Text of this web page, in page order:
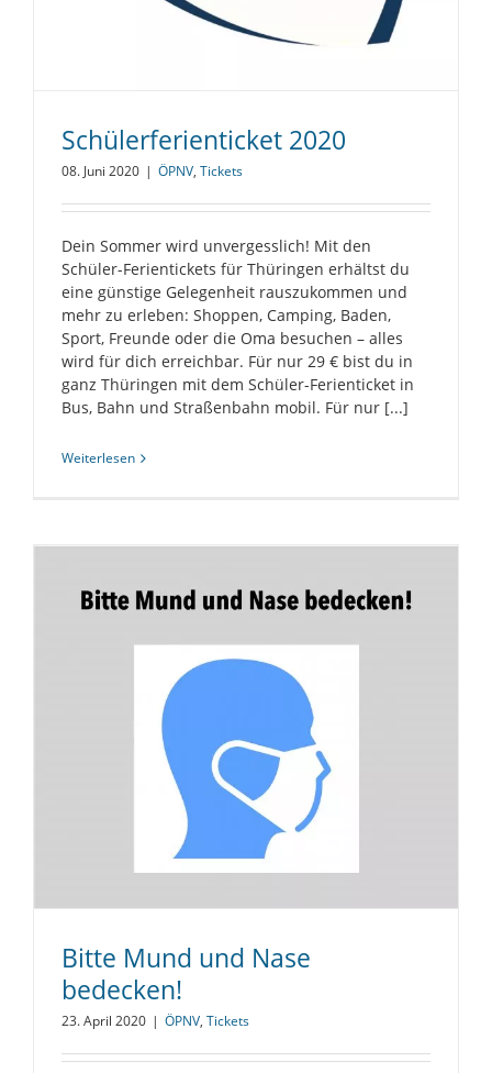
Schülerferienticket 2020
08. Juni 2020 | ÖPNV, Tickets
Dein Sommer wird unvergesslich! Mit den
Schüler-Ferientickets für Thüringen erhältst du
eine günstige Gelegenheit rauszukommen und
mehr zu erleben: Shoppen, Camping, Baden,
Sport, Freunde oder die Oma besuchen – alles
wird für dich erreichbar. Für nur 29 € bist du in
ganz Thüringen mit dem Schüler-Ferienticket in
Bus, Bahn und Straßenbahn mobil. Für nur [...]
Weiterlesen
Bitte Mund und Nase
bedecken!
23. April 2020 | ÖPNV, Tickets